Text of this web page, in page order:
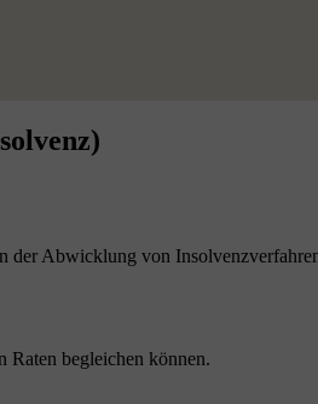
der Abwicklung von
Raten begleichen können.